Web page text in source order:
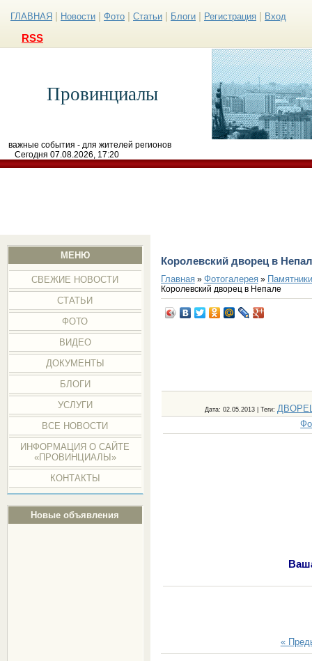
ГЛАВНАЯ Новости Фото Статьи Блоги Регистрация Вход
RSS
Провинциалы
важные события - для жителей регионов
Сегодня 07.08.2026, 17:20
МЕНЮ
СВЕЖИЕ НОВОСТИ
СТАТЬИ
ФОТО
ВИДЕО
ДОКУМЕНТЫ
БЛОГИ
УСЛУГИ
ВСЕ НОВОСТИ
ИНФОРМАЦИЯ О САЙТЕ
«ПРОВИНЦИАЛЫ»
КОНТАКТЫ
Новые объявления
Королевский дворец в
Главная» Фотогалерея»
Королевский дворец в Непале
Дата: 02.05.2013 |Теги:
«